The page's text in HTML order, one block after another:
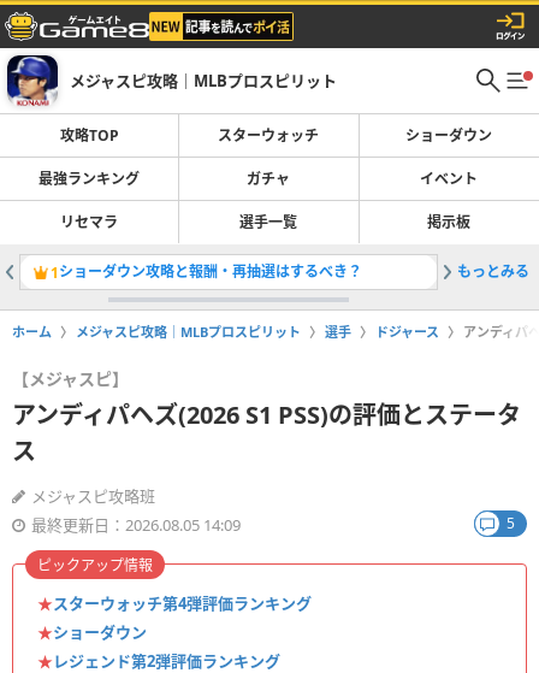
メジャスピ攻略｜MLBプロスピリット
攻略TOP スターウォッチ ショーダウン
最強ランキング ガチャ イベント
リセマラ 選手一覧 掲示板
1ショーダウン攻略と報酬・再抽選はするべき？ 2ジョー
もっとみる
ホーム メジャスピ攻略｜MLBプロスピリット 選手 ドジャース アンディパ
【メジャスピ】
アンディパヘズ(2026 S1 PSS)の評価とステータ
ス
メジャスピ攻略班
最終更新日：2026.08.05 14:09
5
★スターウォッチ第4弾評価ランキング
★ショーダウン
★レジェンド第2弾評価ランキング
ピックアップ情報